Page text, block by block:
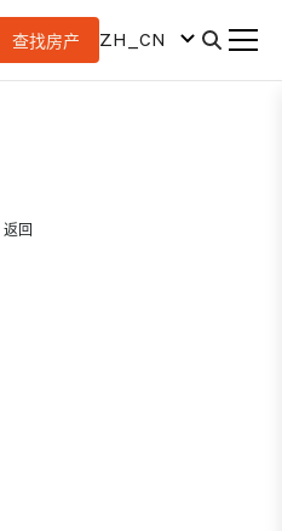
查找房产 ZH_CN
返回